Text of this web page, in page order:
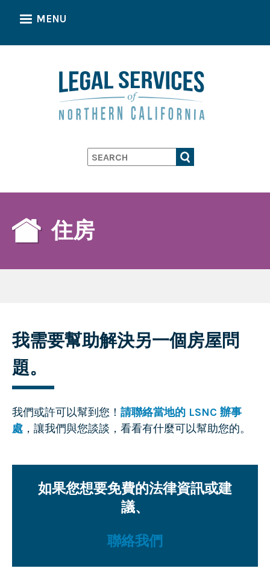
MENU
Search
住房
我需要幫助解決另一個房屋問
題。
我們或許可以幫到您！ 請聯絡當地的 LSNC 辦事
處，讓我們與您談談，看看有什麼可以幫助您的。
如果您想要免費的法律資訊或建
議、
聯絡我們